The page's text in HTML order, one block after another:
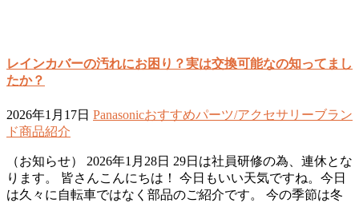
レインカバーの汚れにお困り？実は交換可能なの知ってまし
たか？
2026年1月17日 Panasonicおすすめパーツ/アクセサリーブラン
ド商品紹介
（お知らせ） 2026年1月28日 29日は社員研修の為、連休とな
ります。 皆さんこんにちは！ 今日もいい天気ですね。今日
は久々に自転車ではなく部品のご紹介です。 今の季節は冬